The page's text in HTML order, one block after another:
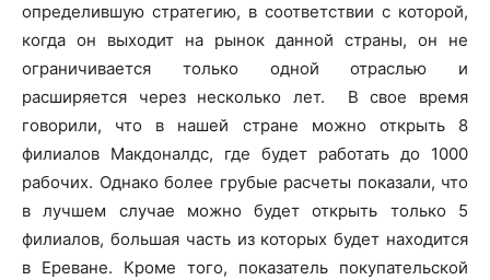
определившую стратегию, в соответствии с которой,
когда он выходит на рынок данной страны, он не
ограничивается только одной отраслью и
расширяется через несколько лет. В свое время
говорили, что в нашей стране можно открыть 8
филиалов Макдоналдс, где будет работать до 1000
рабочих. Однако более грубые расчеты показали, что
в лучшем случае можно будет открыть только 5
филиалов, большая часть из которых будет находится
в Ереване. Кроме того, показатель покупательской